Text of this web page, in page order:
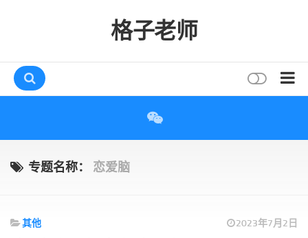
格子老师
互动
专题名称： 恋爱脑
其他 2023年7月2日